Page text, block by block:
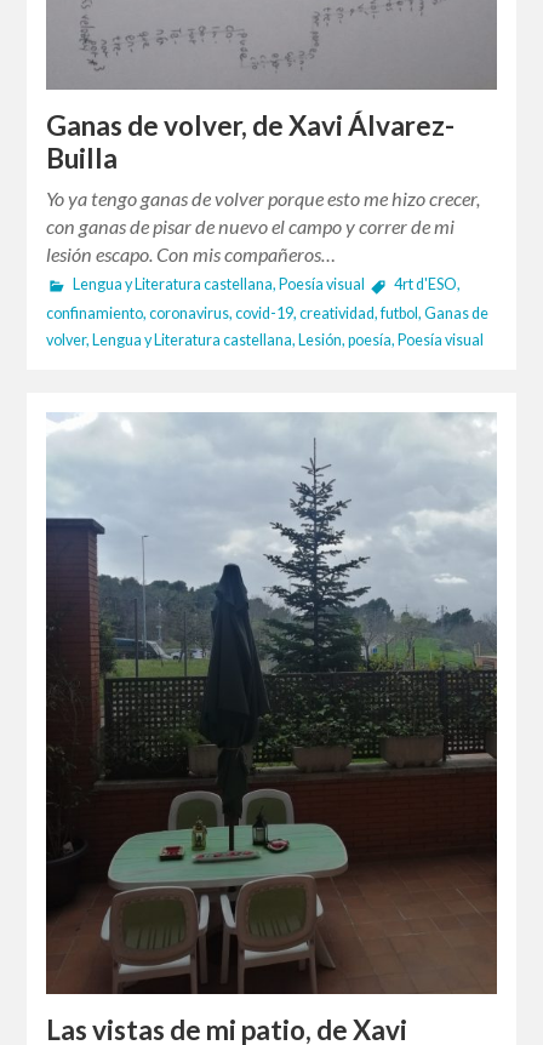
Ganas de volver, de Xavi Álvarez-
Builla
Yo ya tengo ganas de volver porque esto me hizo crecer,
con ganas de pisar de nuevo el campo y correr de mi
lesión escapo. Con mis compañeros…
Lengua y Literatura castellana, Poesía visual 4rt d'ESO,
confinamiento,coronavirus,covid-19,creatividad,futbol,Ganas de
volver,Lengua y Literatura castellana,Lesión,poesía,Poesía visual
Las vistas de mi patio, de Xavi